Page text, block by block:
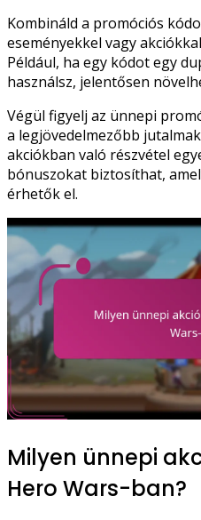
Kombináld a promóciós
eseményekkel vagy
Például, ha egy kódot egy
használsz, jelentősen
Végül figyelj az ünnepi
a legjövedelmezőbb
akciókban való részvétel
bónuszokat biztosíthat,
érhetők el.
Milyen ünnepi
Hero Wars-ban?